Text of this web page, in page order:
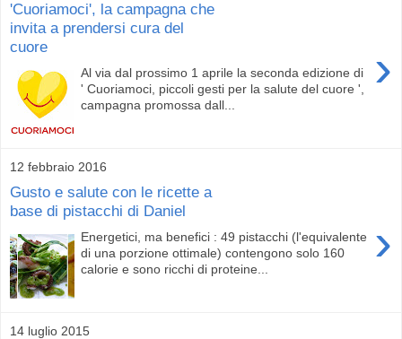
'Cuoriamoci', la campagna che
invita a prendersi cura del
cuore
›
Al via dal prossimo 1 aprile la seconda edizione di
' Cuoriamoci, piccoli gesti per la salute del cuore ',
campagna promossa dall...
12 febbraio 2016
Gusto e salute con le ricette a
base di pistacchi di Daniel
›
Energetici, ma benefici : 49 pistacchi (l'equivalente
di una porzione ottimale) contengono solo 160
calorie e sono ricchi di proteine...
14 luglio 2015